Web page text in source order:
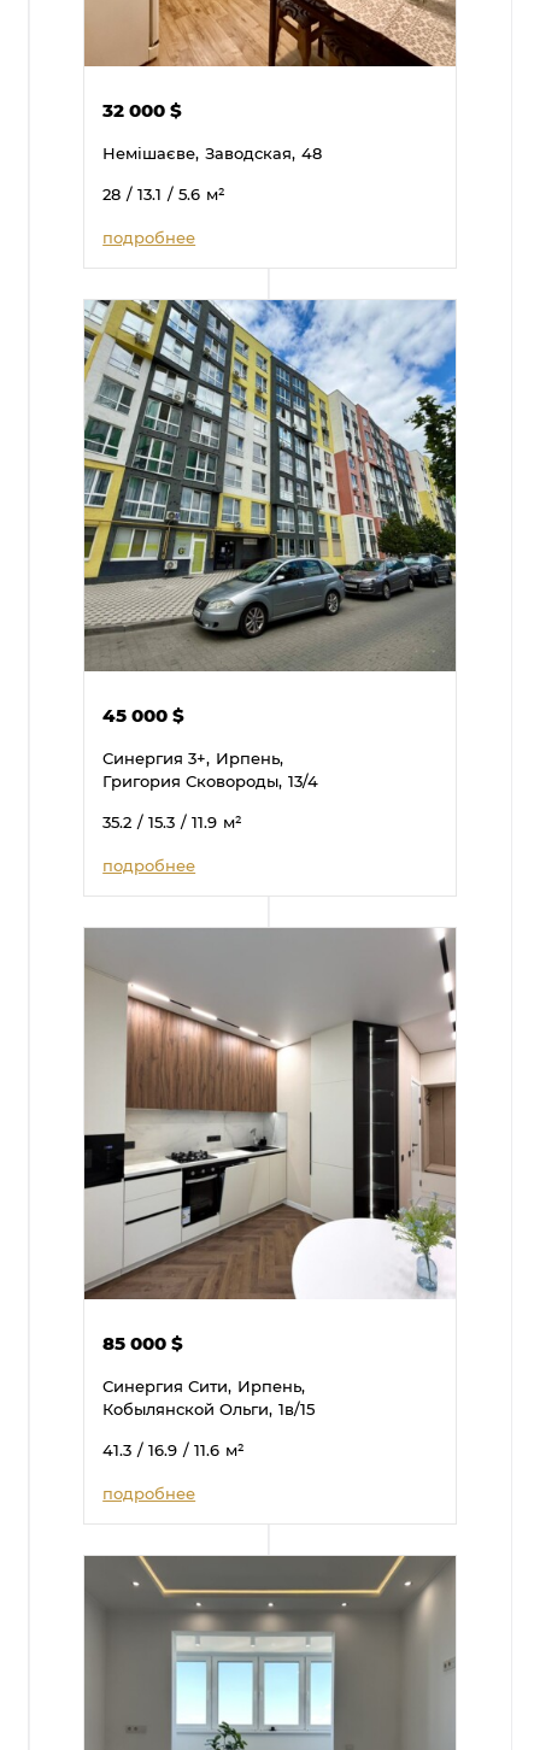
32 000$
Немішаєве, Заводская, 48
28 / 13.1 / 5.6 м²
подробнее
45 000$
Синергия 3+, Ирпень,
Григория Сковороды, 13/4
35.2 / 15.3 / 11.9 м²
подробнее
85 000$
Синергия Сити, Ирпень,
Кобылянской Ольги, 1в/15
41.3 / 16.9 / 11.6 м²
подробнее